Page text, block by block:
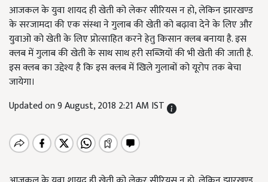
आजकल के युवा शायद ही खेती को लेकर सीरियस न हो, लेकिन झारखण्ड
के सरजामदा की एक संस्था ने गुलाब की खेती को बढ़ावा देने के लिए और
युवाओ को खेती के लिए प्रोत्साहित करने हेतु किसान क्लब बनाया है. इस
क्लब में गुलाब की खेती के साथ साथ हरी सब्ज़ियों की भी खेती की जाती है.
इस क्लब का उद्देश्य है कि इस क्लब में खिले गुलाबों को यूरोप तक बेचा
जायेगा।
Updated on 9 August, 2018 2:21 AM IST